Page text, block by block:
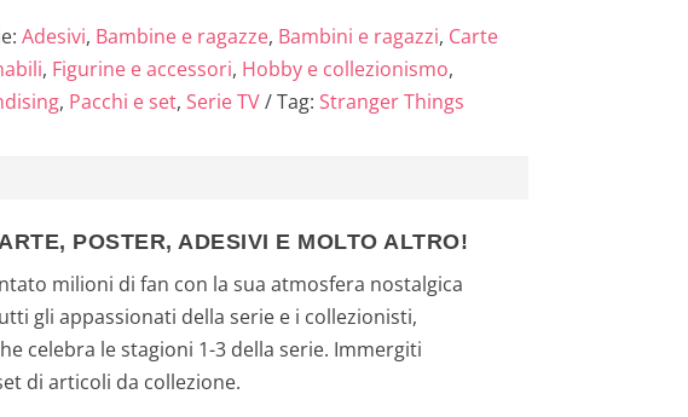
Adesivi, Bambine e ragazze, Bambini e ragazzi, Carte
, Figurine e accessori, Hobby e collezionismo,
, Pacchi e set, Serie TV Tag: Stranger Things
POSTER, ADESIVI E MOLTO ALTRO!
milioni di fan con la sua atmosfera nostalgica
gli appassionati della serie e i collezionisti,
celebra le stagioni 1-3 della serie. Immergiti
di articoli da collezione.